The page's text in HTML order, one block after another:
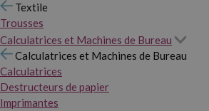
Textile
Trousses
Calculatrices et Machines de Bureau
Calculatrices et Machines de Bureau
Calculatrices
Destructeurs de papier
Imprimantes